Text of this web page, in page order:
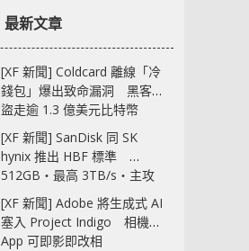
最新文章
[XF 新聞] Coldcard 離線「冷
錢包」爆出致命漏洞 黑客已
盜走逾 1.3 億美元比特幣
[XF 新聞] SanDisk 同 SK
hynix 推出 HBF 標準
512GB‧最高 3TB/s‧主攻
AI 記憶體
[XF 新聞] Adobe 將生成式 AI
塞入 Project Indigo 相機
App 可即影即改相